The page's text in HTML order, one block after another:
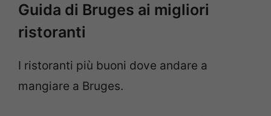
Guida di Bruges ai migliori
ristoranti
I ristoranti più buoni dove andare a
mangiare a Bruges.